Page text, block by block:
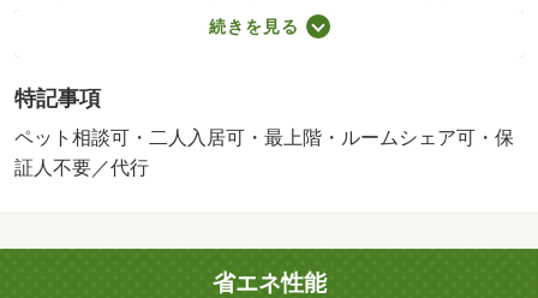
ング剤などをまとめて出し入れして、サッと身支度を整え
られる独立洗面台があります。ペットもきっと喜んでくれ
ルコニー付きでおすすめです。魅力も多い賃貸物件はいか
がでしょうか。駐輪場付きのアパートです。過ごしやすい
環境を実現する、エアコン付きのアパートです。駅から徒
バイダーと契約をするといったネット回線に関する面倒な
手続きをする必要がありません。・維持費等：安心サポー
続きを見る
特記事項
ペット相談可・二人入居可・最上階・ルームシェア可・保
証人不要／代行
省エネ性能